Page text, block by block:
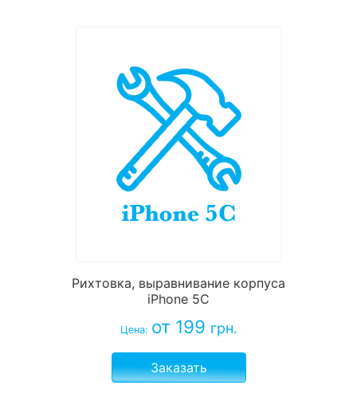
Рихтовка, выравнивание корпуса
iPhone 5C
Цена: от 199 грн.
Заказать